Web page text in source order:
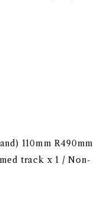
110mm R490mm
track x 1 / Non-